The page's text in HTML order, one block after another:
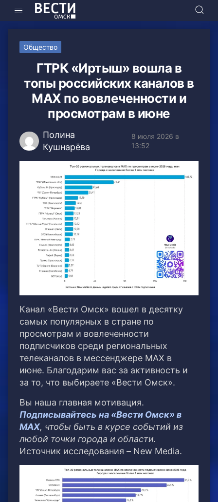
Общество
ГТРК «Иртыш» вошла в
топы российских каналов в
МАХ по вовлеченности и
просмотрам в июне
Полина
Кушнарёва
8 июля 2026 в
13:52
Канал «Вести Омск» вошел в десятку
самых популярных в стране по
просмотрам и вовлеченности
подписчиков среди региональных
телеканалов в мессенджере МАХ в
июне. Благодарим вас за активность и
за то, что выбираете «Вести Омск».
Вы наша главная мотивация.
Подписывайтесь на «Вести Омск» в
МАХ, чтобы быть в курсе событий из
любой точки города и области.
Источник исследования – New Media.